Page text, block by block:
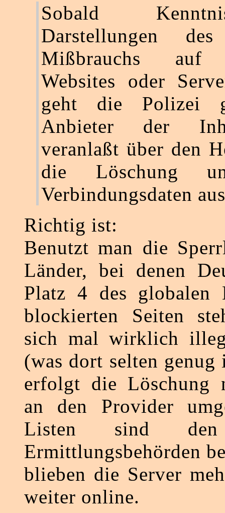
Sobald
Darstellungen
Mißbrauchs auf
Websites oder
geht die Polizei
Anbieter der
veranlaßt über den
die Löschung
Verbindungsdaten
Richtig ist:
Benutzt man die
Länder, bei denen
Platz 4 des globalen
blockierten Seiten
sich mal wirklich
(was dort selten genug
erfolgt die Löschung
an den Provider
Listen sind den
Ermittlungsbehörden
blieben die Server
weiter online.